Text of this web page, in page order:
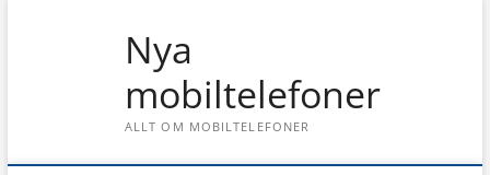
Nya
mobiltelefoner
ALLT OM MOBILTELEFONER